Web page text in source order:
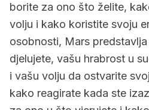
borite za ono što želite,
volju i kako koristite svoju
osobnosti, Mars
djelujete, vašu hrabrost u
i vašu volju da ostvarite
kako reagirate kada ste